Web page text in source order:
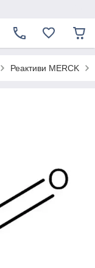
Реактиви MERCK